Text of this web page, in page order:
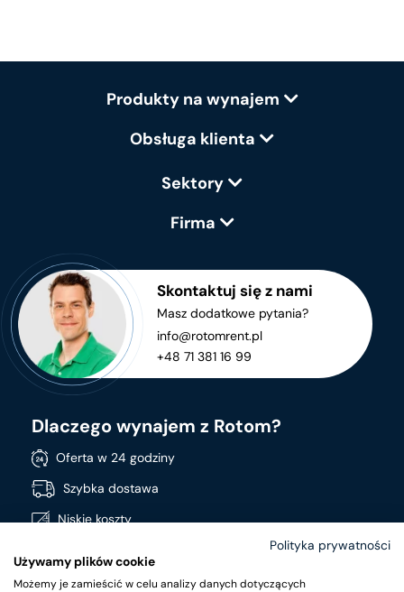
Produkty na wynajem
Obsługa klienta
Sektory
Firma
Skontaktuj się z nami
Masz dodatkowe pytania?
info@rotomrent.pl
+48 71 381 16 99
Dlaczego wynajem z Rotom?
Oferta w 24 godziny
Szybka dostawa
Niskie koszty
Szeroki asortyment
Polityka prywatności
Używamy plików cookie
Możemy je zamieścić w celu analizy danych dotyczących